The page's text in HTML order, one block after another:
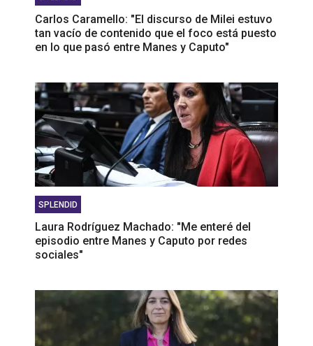
Carlos Caramello: "El discurso de Milei estuvo
tan vacío de contenido que el foco está puesto
en lo que pasó entre Manes y Caputo"
SPLENDID
Laura Rodríguez Machado: "Me enteré del
episodio entre Manes y Caputo por redes
sociales"